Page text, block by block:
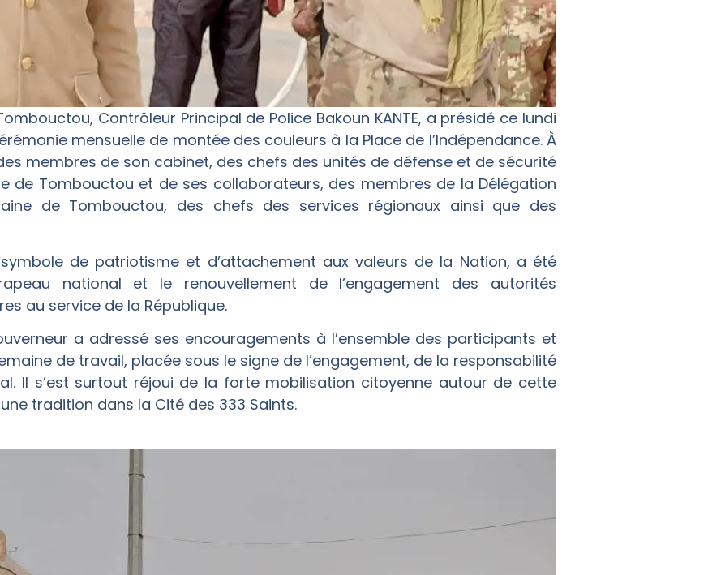
Contrôleur Principal de Police Bakoun KANTE, a présidé ce lundi
mensuelle de montée des couleurs à la Place de l’Indépendance. À
membres de son cabinet, des chefs des unités de défense et de sécurité
de Tombouctou et de ses collaborateurs, des membres de la Délégation
de Tombouctou, des chefs des services régionaux ainsi que des
de patriotisme et d’attachement aux valeurs de la Nation, a été
national et le renouvellement de l’engagement des autorités
au service de la République.
a adressé ses encouragements à l’ensemble des participants et
de travail, placée sous le signe de l’engagement, de la responsabilité
Il s’est surtout réjoui de la forte mobilisation citoyenne autour de cette
tradition dans la Cité des 333 Saints.